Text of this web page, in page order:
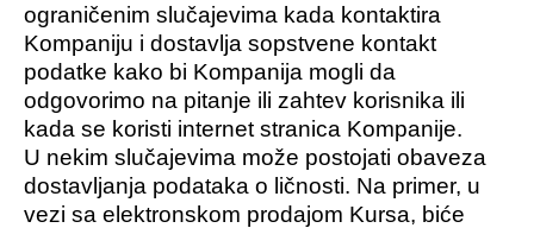
ograničenim slučajevima kada kontaktira
Kompaniju i dostavlja sopstvene kontakt
podatke kako bi Kompanija mogli da
odgovorimo na pitanje ili zahtev korisnika ili
kada se koristi internet stranica Kompanije.
U nekim slučajevima može postojati obaveza
dostavljanja podataka o ličnosti. Na primer, u
vezi sa elektronskom prodajom Kursa, biće